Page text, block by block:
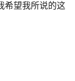
希望我所说的这